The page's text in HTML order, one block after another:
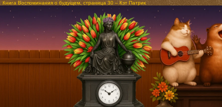
Книга Воспоминания о будущем, страница 30 – Кэт Патрик